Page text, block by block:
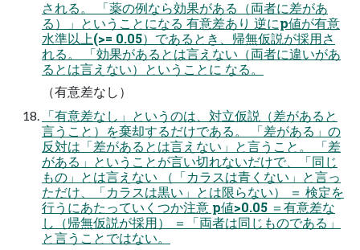
される。 「薬の例なら効果がある（両者に差があ
る）」ということになる 有意差あり 逆にp値が有意
水準以上(>= 0.05）であるとき、帰無仮説が採用さ
れる。 「効果があるとは言えない（両者に違いがあ
るとは言えない）ということに なる。
（有意差なし）
「有意差なし」というのは、対立仮説（差があると
言うこと）を棄却するだけである。 「差がある」の
反対は「差があるとは言えない」と言うこと。 「差
がある」ということが言い切れないだけで、「同じ
もの」とは言えない （「カラスは青くない」と言っ
ただけ、「カラスは黒い」とは限らない） ＝ 検定を
行うにあたっていくつか注意 p値>0.05 ＝有意差な
し（帰無仮説が採用） ＝「両者は同じものである」
と言うことではない。